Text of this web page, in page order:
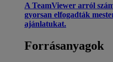
A TeamViewer arról
gyorsan elfogadták
ajánlatukat.
Forrásanyagok